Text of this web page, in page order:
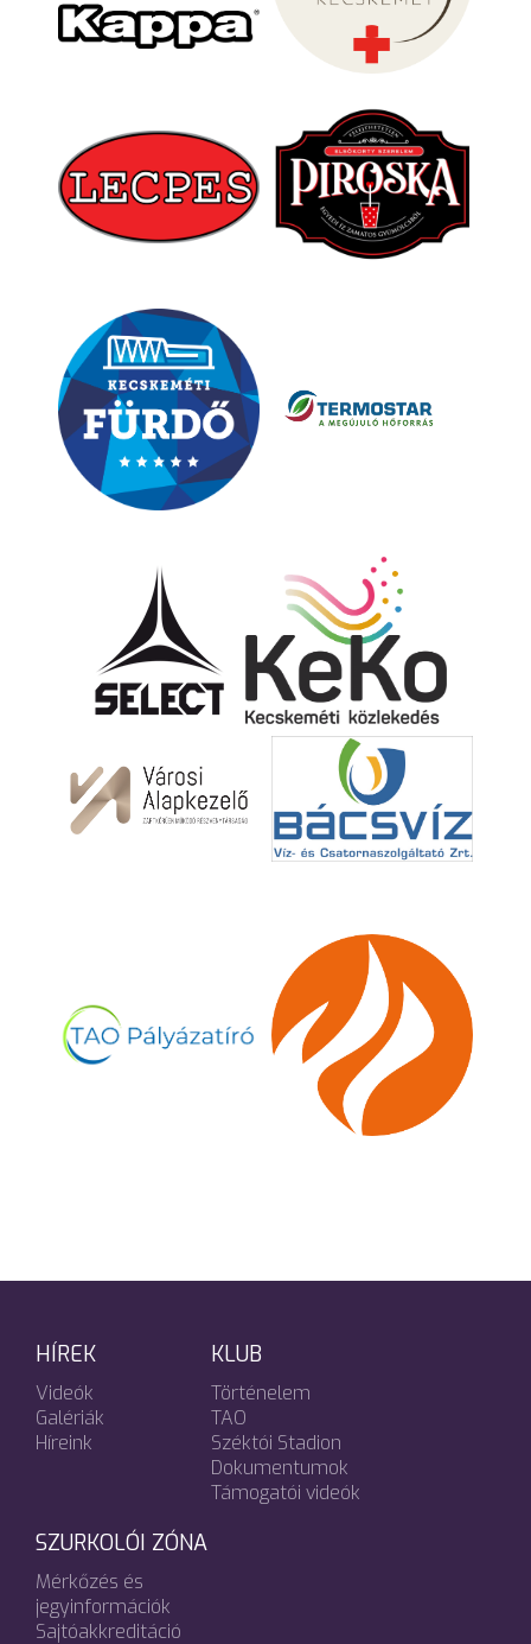
HÍREK
Videók
Galériák
Híreink
KLUB
Történelem
TAO
Széktói Stadion
Dokumentumok
Támogatói videók
SZURKOLÓI ZÓNA
Mérkőzés és
jegyinformációk
Sajtóakkreditáció